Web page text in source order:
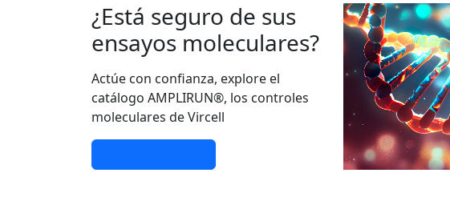
¿Está seguro de sus
ensayos moleculares?
Actúe con confianza, explore el
catálogo AMPLIRUN®, los controles
moleculares de Vircell